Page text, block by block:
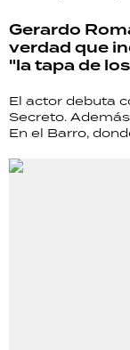
Gerardo
verdad que
"la tapa de
El actor debuta
Secreto.
En el Barro,